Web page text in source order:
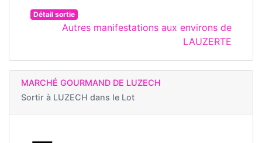
Détail sortie
Autres manifestations aux environs de
LAUZERTE
MARCHÉ GOURMAND DE LUZECH
Sortir à LUZECH dans le Lot